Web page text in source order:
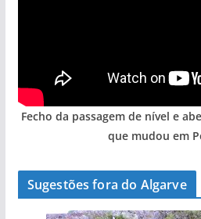
Fecho da passagem de nível e
que mudou em
Sugestões fora do Algarve